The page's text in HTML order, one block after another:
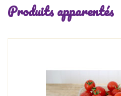
Produits apparentés